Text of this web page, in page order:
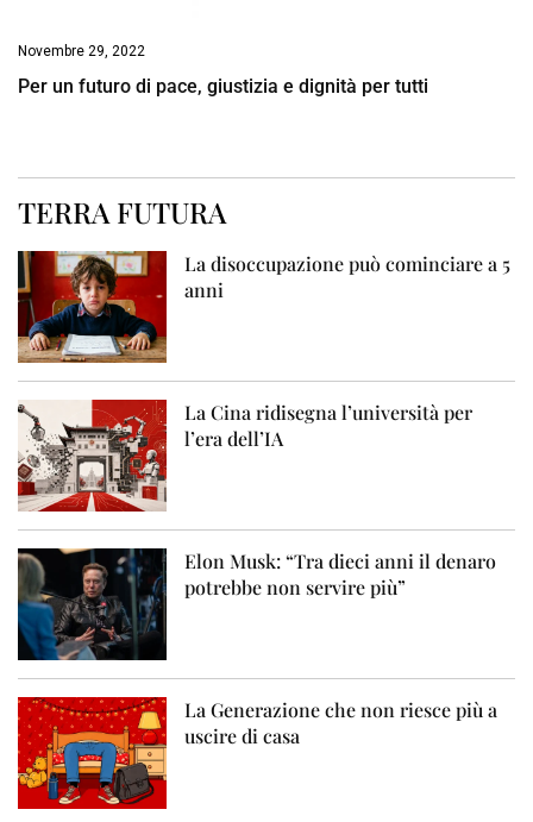
Novembre 29, 2022
Per un futuro di pace, giustizia e dignità per tutti
TERRA FUTURA
La disoccupazione può cominciare a 5
anni
La Cina ridisegna l’università per
l’era dell’IA
Elon Musk: “Tra dieci anni il denaro
potrebbe non servire più”
La Generazione che non riesce più a
uscire di casa